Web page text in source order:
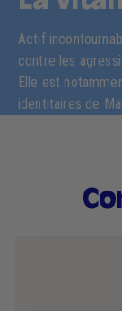
Actif
contre les
Elle est
identitaires de